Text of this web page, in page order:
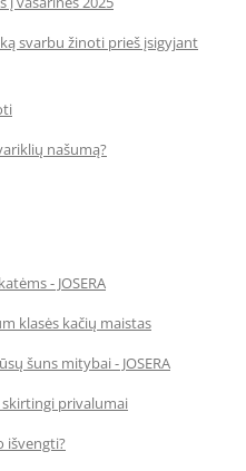
svarbu žinoti prieš įsigyjant
našumą?
- JOSERA
klasės kačių maistas
šuns mitybai - JOSERA
privalumai
išvengti?